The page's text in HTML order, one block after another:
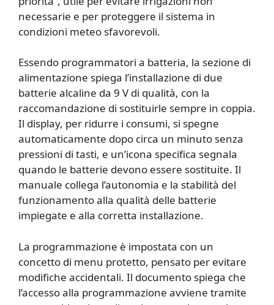
necessarie e per proteggere il sistema in
condizioni meteo sfavorevoli.
Essendo programmatori a batteria, la sezione di
alimentazione spiega l’installazione di due
batterie alcaline da 9 V di qualità, con la
raccomandazione di sostituirle sempre in coppia.
Il display, per ridurre i consumi, si spegne
automaticamente dopo circa un minuto senza
pressioni di tasti, e un’icona specifica segnala
quando le batterie devono essere sostituite. Il
manuale collega l’autonomia e la stabilità del
funzionamento alla qualità delle batterie
impiegate e alla corretta installazione.
La programmazione è impostata con un
concetto di menu protetto, pensato per evitare
modifiche accidentali. Il documento spiega che
l’accesso alla programmazione avviene tramite